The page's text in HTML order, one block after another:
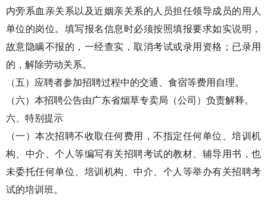
内旁系血亲关系以及近姻亲关系的人员担任领导成员的用人
单位的岗位。填写报名信息时必须按照填报要求如实说明，
故意隐瞒不报的，一经查实，取消考试或录用资格；已录用
的，解除劳动关系。
（五）应聘者参加招聘过程中的交通、食宿等费用自理。
（六）本招聘公告由广东省烟草专卖局（公司）负责解释。
六、特别提示
（一）本次招聘不收取任何费用，不指定任何单位、培训机
构、中介、个人等编写有关招聘考试的教材、辅导用书，也
未委托任何单位、培训机构、中介、个人等举办有关招聘考
试的培训班。